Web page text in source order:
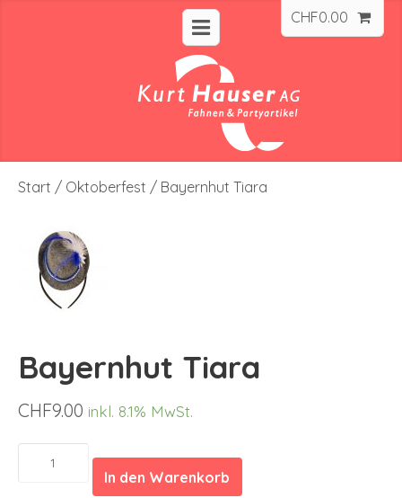
CHF0.00
Start / Oktoberfest / Bayernhut Tiara
Bayernhut Tiara
CHF9.00 inkl. 8.1% MwSt.
Bayernhut
Tiara
Menge
In den Warenkorb